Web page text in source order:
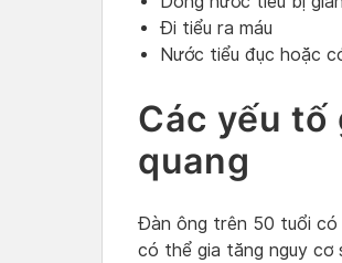
Đi tiểu ra máu
Nước tiểu đục hoặc
Các yếu tố
quang
Đàn ông trên 50 tuổi có
có thể gia tăng nguy cơ